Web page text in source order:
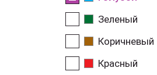
Зеленый
Коричневый
Красный